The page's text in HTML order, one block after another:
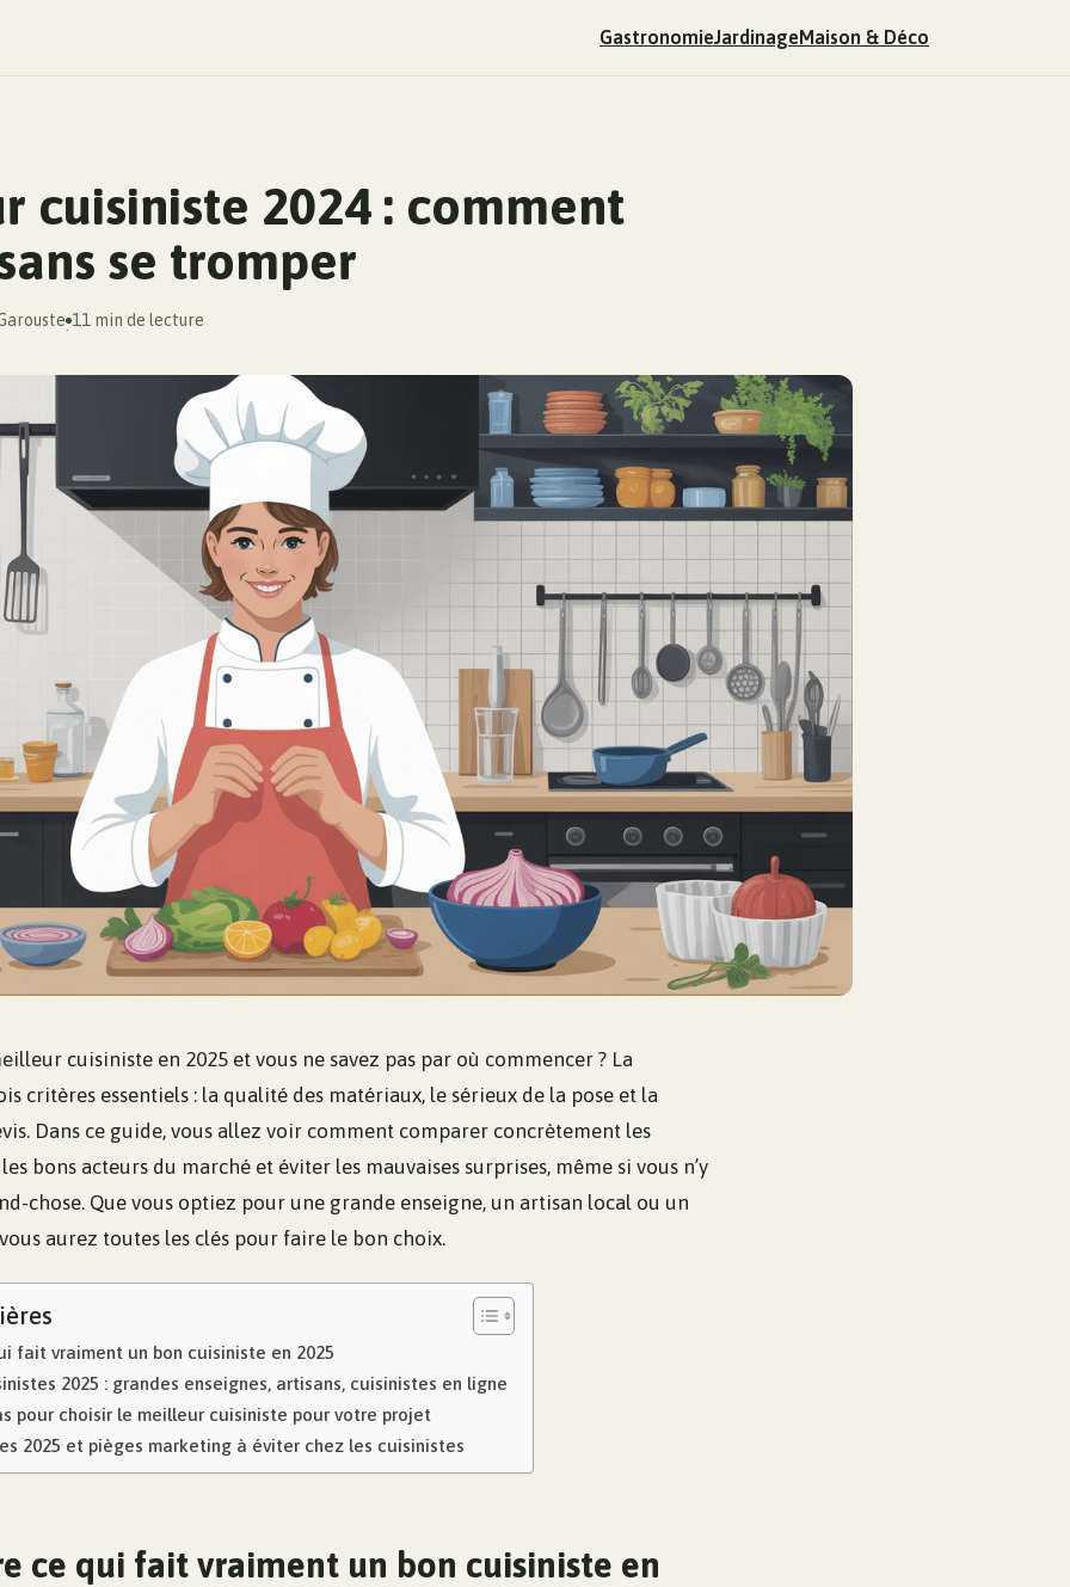
GastronomieJardinageMaison & Déco
cuisiniste 2024 : comment
se tromper
·
11 min de lecture
cuisiniste en 2025 et vous ne savez pas par où commencer ? La
critères essentiels : la qualité des matériaux, le sérieux de la pose et la
Dans ce guide, vous allez voir comment comparer concrètement les
bons acteurs du marché et éviter les mauvaises surprises, même si vous n’y
chose. Que vous optiez pour une grande enseigne, un artisan local ou un
aurez toutes les clés pour faire le bon choix.
fait vraiment un bon cuisiniste en 2025
2025 : grandes enseignes, artisans, cuisinistes en ligne
pour choisir le meilleur cuisiniste pour votre projet
2025 et pièges marketing à éviter chez les cuisinistes
ce qui fait vraiment un bon cuisiniste en